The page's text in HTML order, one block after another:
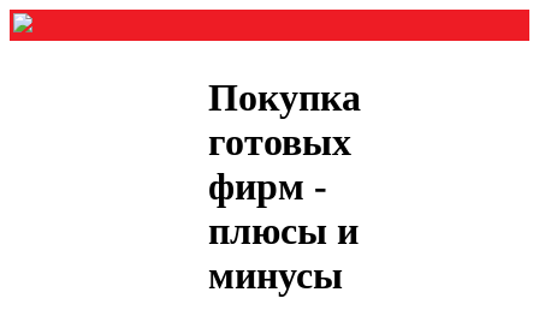
Покупка
готовых
фирм -
плюсы и
минусы